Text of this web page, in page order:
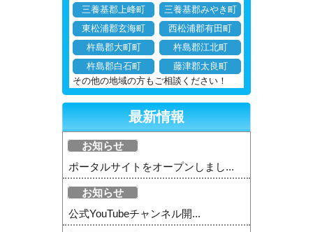
三養基郡上峰町
三養基郡みやき町
東松浦郡玄海町
西松浦郡有田町
杵島郡大町町
杵島郡江北町
杵島郡白石町
藤津郡太良町
その他の地域の方もご相談ください！
最新情報
お知らせ
ポータルサイトをオープンしまし...
お知らせ
公式YouTubeチャンネル開...